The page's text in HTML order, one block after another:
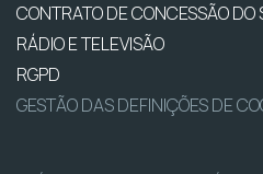
CONTRATO DE CONCESSÃO DO
RÁDIO E TELEVISÃO
RGPD
GESTÃO DAS DEFINIÇÕES DE